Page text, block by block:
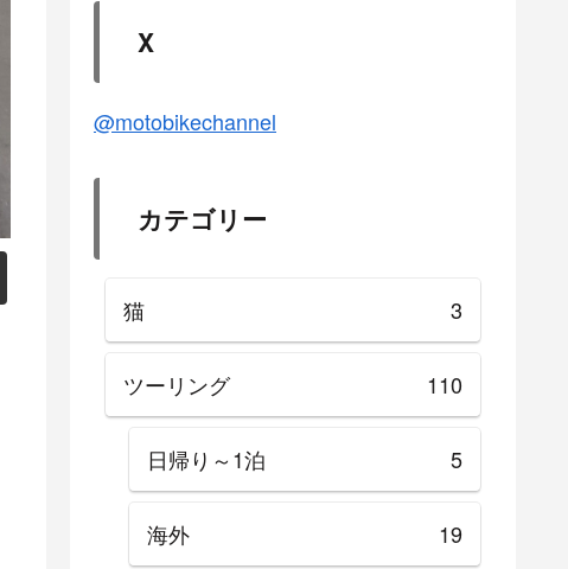
X
@motobikechannel
カテゴリー
猫 3
ツーリング 110
日帰り～1泊 5
海外 19